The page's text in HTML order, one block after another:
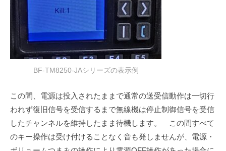
BF-TM8250-JAシリーズの表示例
この間、電源は投入されたままで通常の送受信動作は一切行
われず復旧信号を受信するまで無線機は停止制御信号を受信
したチャンネルを維持したまま待機します。 この間すべて
のキー操作は受け付けることなく音も発しませんが、電源・